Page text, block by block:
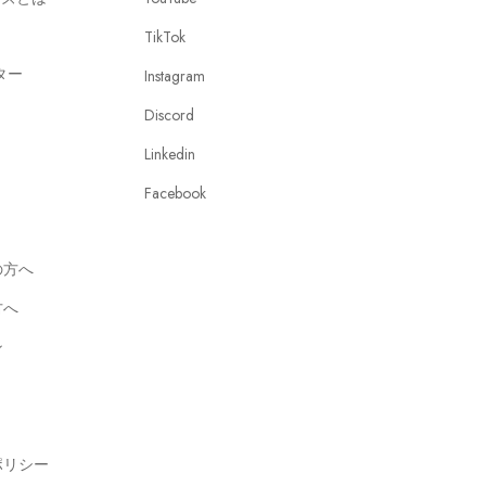
ー
へ
シー
TikTok
Instagram
Discord
Linkedin
Facebook